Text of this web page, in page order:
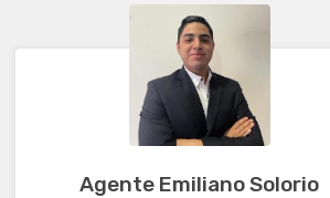
Agente Emiliano Solorio